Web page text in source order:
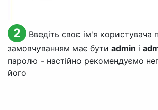
2
Введіть своє ім'я користувача
замовчуванням має бути admin і
паролю - настійно рекомендуємо
його